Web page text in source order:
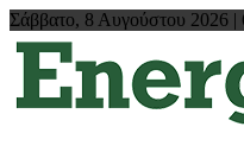
Σάββατο, 8 Αυγούστου 2026 |